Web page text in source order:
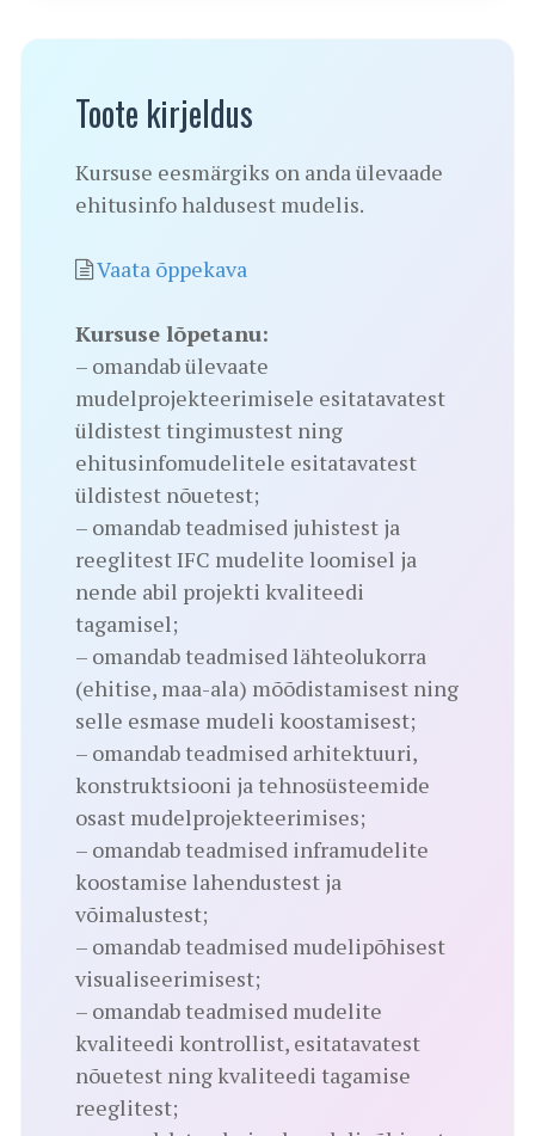
Toote kirjeldus
Kursuse eesmärgiks on anda ülevaade
ehitusinfo haldusest mudelis.
Vaata õppekava
Kursuse lõpetanu:
– omandab ülevaate
mudelprojekteerimisele esitatavatest
üldistest tingimustest ning
ehitusinfomudelitele esitatavatest
üldistest nõuetest;
– omandab teadmised juhistest ja
reeglitest IFC mudelite loomisel ja
nende abil projekti kvaliteedi
tagamisel;
– omandab teadmised lähteolukorra
(ehitise, maa-ala) mõõdistamisest ning
selle esmase mudeli koostamisest;
– omandab teadmised arhitektuuri,
konstruktsiooni ja tehnosüsteemide
osast mudelprojekteerimises;
– omandab teadmised inframudelite
koostamise lahendustest ja
võimalustest;
– omandab teadmised mudelipõhisest
visualiseerimisest;
– omandab teadmised mudelite
kvaliteedi kontrollist, esitatavatest
nõuetest ning kvaliteedi tagamise
reeglitest;